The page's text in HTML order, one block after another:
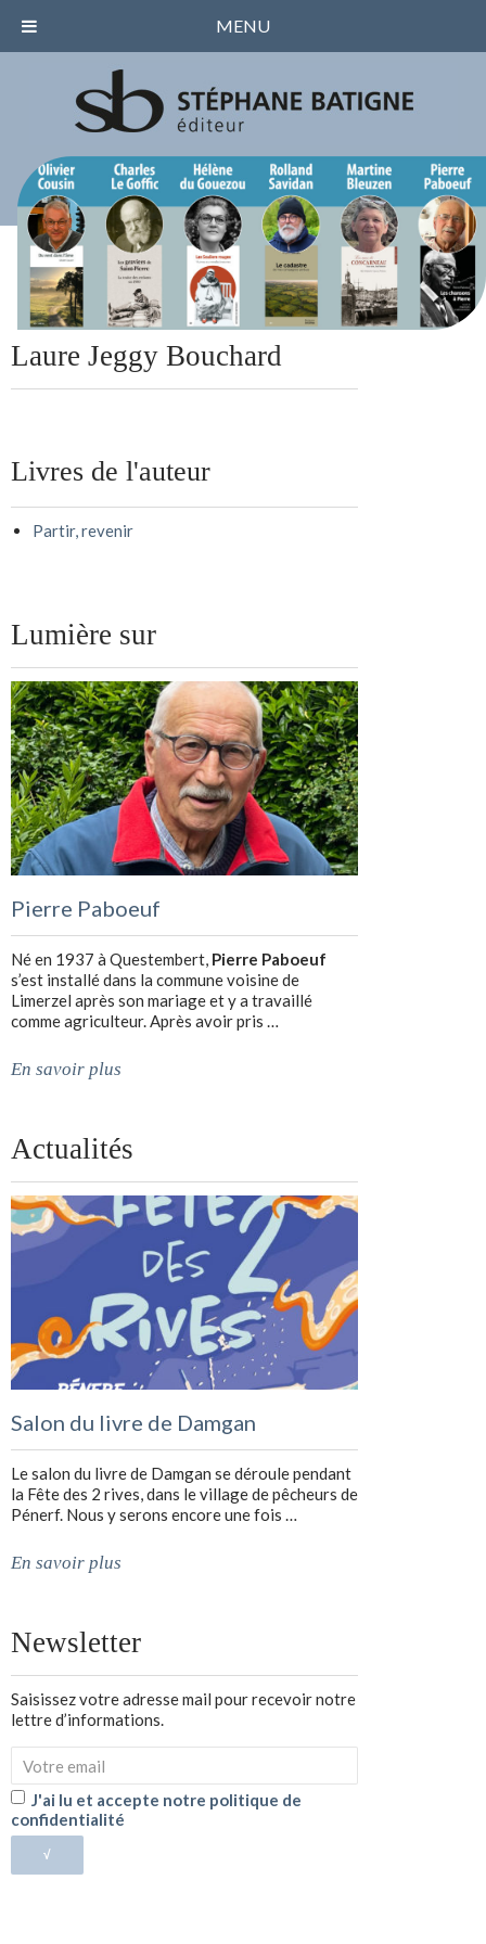
Laure Jeggy Bouchard
Livres de l'auteur
Partir, revenir
Lumière sur
Pierre Paboeuf
Né en 1937 à Questembert, Pierre Paboeuf
s’est installé dans la commune voisine de
Limerzel après son mariage et y a travaillé
comme agriculteur. Après avoir pris …
En savoir plus
Actualités
Salon du livre de Damgan
Le salon du livre de Damgan se déroule pendant
la Fête des 2 rives, dans le village de pêcheurs de
Pénerf. Nous y serons encore une fois …
En savoir plus
Newsletter
Saisissez votre adresse mail pour recevoir notre
lettre d’informations.
J'ai lu et accepte notre politique de
confidentialité
√
MENU